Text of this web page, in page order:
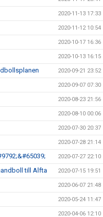
2020-11-13 17:33
2020-11-12 10:54
2020-10-17 16:36
2020-10-13 16:15
2020-09-21 23:52
2020-09-07 07:30
2020-08-23 21:56
2020-08-10 00:06
2020-07-30 20:37
2020-07-28 21:14
2020-07-27 22:10
till Alfta 2020-07-15 19:51
2020-06-07 21:48
2020-05-24 11:47
2020-04-06 12:10